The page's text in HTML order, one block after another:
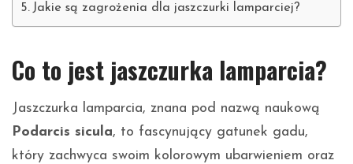
Jakie są zagrożenia dla jaszczurki lamparciej?
Co to jest jaszczurka lamparcia?
Jaszczurka lamparcia, znana pod nazwą naukową
Podarcis sicula, to fascynujący gatunek gadu,
który zachwyca swoim kolorowym ubarwieniem oraz